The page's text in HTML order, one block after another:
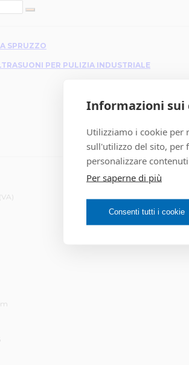
SPRUZZO
PER PULIZIA INDUSTRIALE
Informazioni sui
Utilizziamo i cookie per
sull'utilizzo del sito, per
personalizzare
Per saperne di più
Consenti tutti i cookie